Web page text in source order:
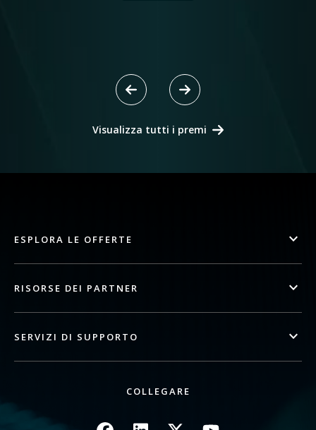
Visualizza tutti i premi
ESPLORA LE OFFERTE
RISORSE DEI PARTNER
SERVIZI DI SUPPORTO
COLLEGARE